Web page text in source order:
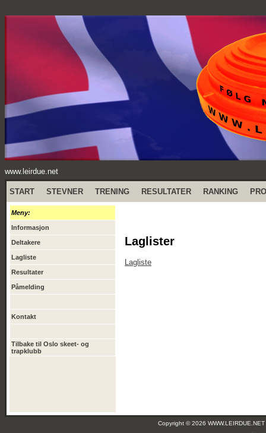
www.leirdue.net
START STEVNER TRENING RESULTATER RANKING
Meny:
Informasjon
Deltakere
Lagliste
Resultater
Påmelding
Kontakt
Tilbake til Oslo skeet- og
trapklubb
Laglister
Lagliste
Copyright © 2026